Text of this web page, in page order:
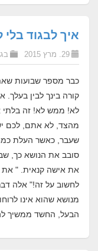
איך לבגוד בלי להיתפס –
29. מרץ 2015
כבר מספר שבועות
קורה בינך לבין
לא! ממש לא! זה בלתי
מהצד, לא אתם, לכם
שעבר, כאשר העלת
סובב את הנושא כך,
את אישה קנאית. "
לחשוב על זה!" אלה
מנושא שהוא אינו
הבעל, החשד ממשיך